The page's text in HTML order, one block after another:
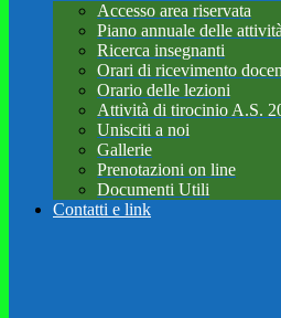
Accesso area riservata
Piano annuale delle
Ricerca insegnanti
Orari di ricevimento
Orario delle lezioni
Attività di tirocinio A.S.
Unisciti a noi
Gallerie
Prenotazioni on line
Documenti Utili
Contatti e link